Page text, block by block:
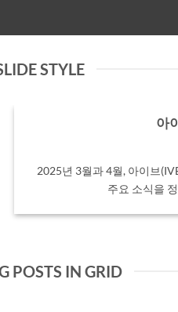
STYLE
아
2025년 3월과 4월, 아이브
주요 소식을
POSTS IN GRID